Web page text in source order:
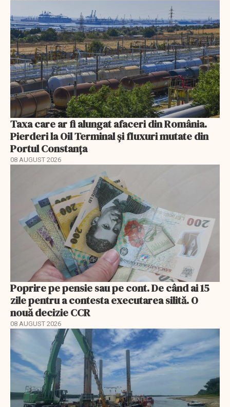
Taxa care ar fi alungat afaceri din România.
Pierderi la Oil Terminal și fluxuri mutate din
Portul Constanța
08 AUGUST 2026
Poprire pe pensie sau pe cont. De când ai 15
zile pentru a contesta executarea silită. O
nouă decizie CCR
08 AUGUST 2026